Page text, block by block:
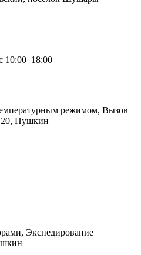
10:00–18:00
режимом, Вызов
20, Пушкин
Экспедирование